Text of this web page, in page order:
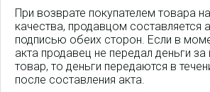
При возврате покупателем товара
качества, продавцом составляется
подписью обеих сторон. Если в
акта продавец не передал деньги
товар, то деньги передаются в
после составления акта.